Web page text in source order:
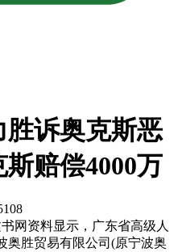
诉奥克斯恶
赔偿4000万
网资料显示，广东省高级人
奥胜贸易有限公司(原宁波奥